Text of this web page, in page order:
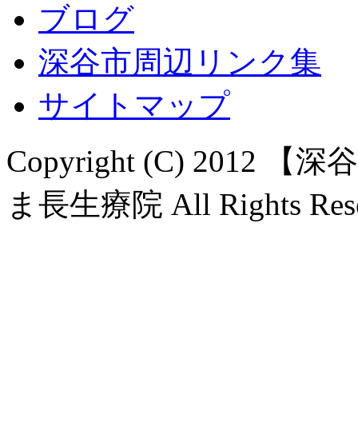
ブログ
深谷市周辺リンク集
サイトマップ
Copyright (C) 2012 【深
ま長生療院 All Rights